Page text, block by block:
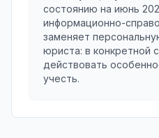
состоянию на июнь
информационно-
заменяет
юриста: в конкретной
действовать
учесть.